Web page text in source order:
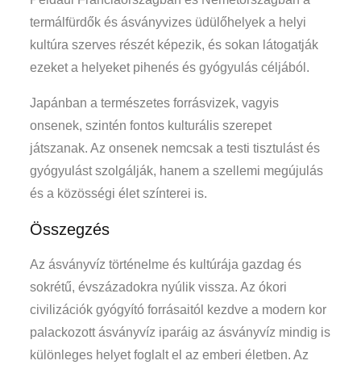
termálfürdők és ásványvizes üdülőhelyek a helyi
kultúra szerves részét képezik, és sokan látogatják
ezeket a helyeket pihenés és gyógyulás céljából.
Japánban a természetes forrásvizek, vagyis
onsenek, szintén fontos kulturális szerepet
játszanak. Az onsenek nemcsak a testi tisztulást és
gyógyulást szolgálják, hanem a szellemi megújulás
és a közösségi élet színterei is.
Összegzés
Az ásványvíz történelme és kultúrája gazdag és
sokrétű, évszázadokra nyúlik vissza. Az ókori
civilizációk gyógyító forrásaitól kezdve a modern kor
palackozott ásványvíz iparáig az ásványvíz mindig is
különleges helyet foglalt el az emberi életben. Az